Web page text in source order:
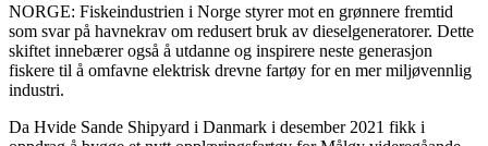
NORGE: Fiskeindustrien i Norge styrer mot en grønnere fremtid
som svar på havnekrav om redusert bruk av dieselgeneratorer. Dette
skiftet innebærer også å utdanne og inspirere neste generasjon
fiskere til å omfavne elektrisk drevne fartøy for en mer miljøvennlig
industri.
Da Hvide Sande Shipyard i Danmark i desember 2021 fikk i